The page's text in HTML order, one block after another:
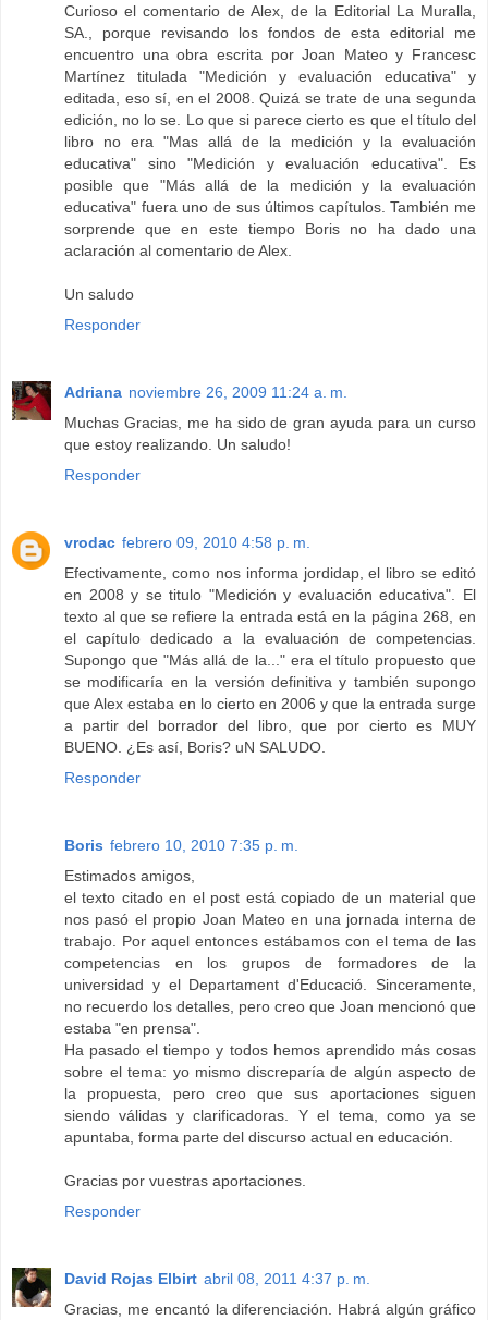
Curioso el comentario de Alex, de la Editorial La Muralla,
SA., porque revisando los fondos de esta editorial me
encuentro una obra escrita por Joan Mateo y Francesc
Martínez titulada "Medición y evaluación educativa" y
editada, eso sí, en el 2008. Quizá se trate de una segunda
edición, no lo se. Lo que si parece cierto es que el título del
libro no era "Mas allá de la medición y la evaluación
educativa" sino "Medición y evaluación educativa". Es
posible que "Más allá de la medición y la evaluación
educativa" fuera uno de sus últimos capítulos. También me
sorprende que en este tiempo Boris no ha dado una
aclaración al comentario de Alex.
Un saludo
Responder
Adriana noviembre 26, 2009 11:24 a. m.
Muchas Gracias, me ha sido de gran ayuda para un curso
que estoy realizando. Un saludo!
Responder
vrodac febrero 09, 2010 4:58 p. m.
Efectivamente, como nos informa jordidap, el libro se editó
en 2008 y se titulo "Medición y evaluación educativa". El
texto al que se refiere la entrada está en la página 268, en
el capítulo dedicado a la evaluación de competencias.
Supongo que "Más allá de la..." era el título propuesto que
se modificaría en la versión definitiva y también supongo
que Alex estaba en lo cierto en 2006 y que la entrada surge
a partir del borrador del libro, que por cierto es MUY
BUENO. ¿Es así, Boris? uN SALUDO.
Responder
Boris febrero 10, 2010 7:35 p. m.
Estimados amigos,
el texto citado en el post está copiado de un material que
nos pasó el propio Joan Mateo en una jornada interna de
trabajo. Por aquel entonces estábamos con el tema de las
competencias en los grupos de formadores de la
universidad y el Departament d'Educació. Sinceramente,
no recuerdo los detalles, pero creo que Joan mencionó que
estaba "en prensa".
Ha pasado el tiempo y todos hemos aprendido más cosas
sobre el tema: yo mismo discreparía de algún aspecto de
la propuesta, pero creo que sus aportaciones siguen
siendo válidas y clarificadoras. Y el tema, como ya se
apuntaba, forma parte del discurso actual en educación.
Gracias por vuestras aportaciones.
Responder
David Rojas Elbirt abril 08, 2011 4:37 p. m.
Gracias, me encantó la diferenciación. Habrá algún gráfico